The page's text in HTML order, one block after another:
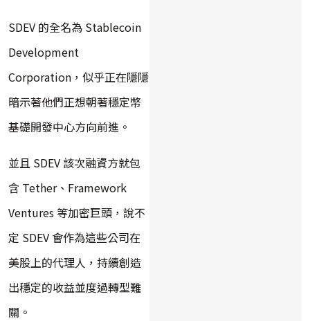
SDEV 的全名為 Stablecoin
Development
Corporation，似乎正在隱隱
暗示著他們正想朝著穩定幣
基礎開發中心方向前進。
並且 SDEV 該次融資方就包
含 Tether、Framework
Ventures 等加密巨頭，說不
定 SDEV 會作為這些公司在
美股上的代理人，持續創造
出穩定的收益並度過轉型難
關。